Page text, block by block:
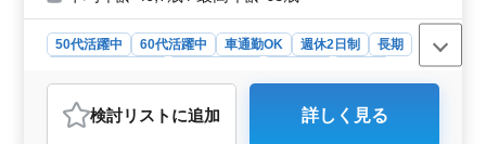
の方ご応募お待ちしております！ 《条件面
優遇資格》 ・技術士(種類不問) ・RCCM(種
50代活躍中 60代活躍中 車通勤OK 週休2日制
長期
建設コンサルタント
おすすめポイント
検討リスト に追加 詳しく見る